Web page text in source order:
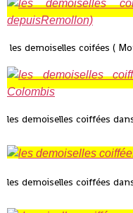
les demoiselles coifées (
les demoiselles coiffées
les demoiselles coiffées